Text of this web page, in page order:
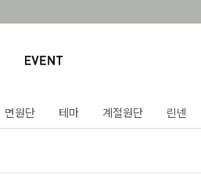
면원단 테마 계절원단 린넨